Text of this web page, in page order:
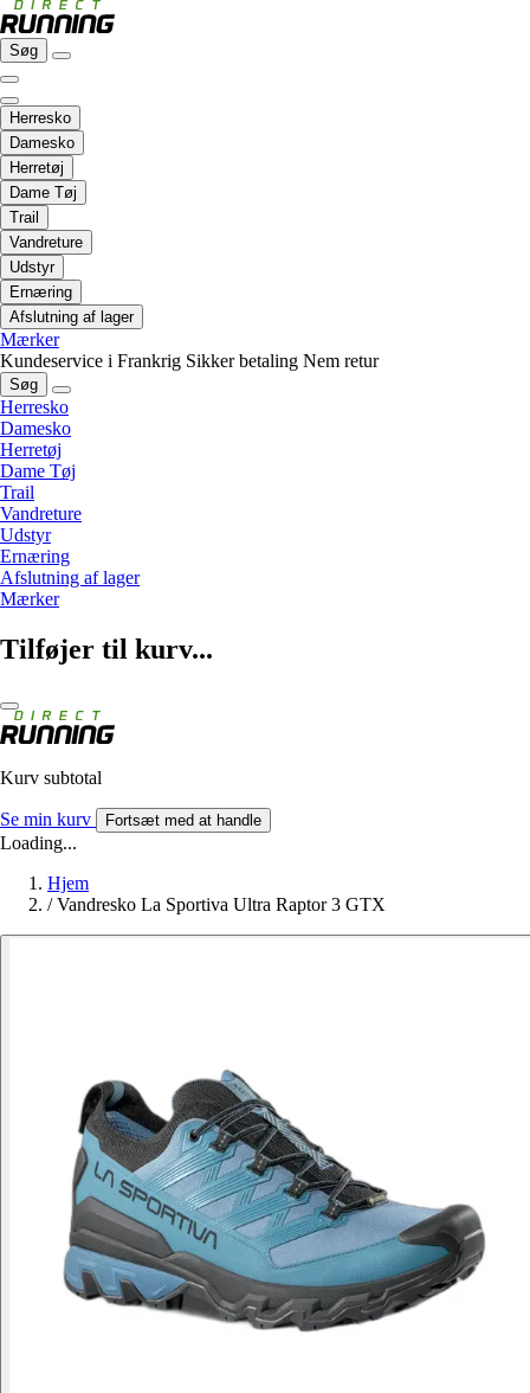
Søg
Herresko
Damesko
Herretøj
Dame Tøj
Trail
Vandreture
Udstyr
Ernæring
Afslutning af lager
Mærker
Kundeservice i Frankrig Sikker betaling Nem retur
Søg
Herresko
Damesko
Herretøj
Dame Tøj
Trail
Vandreture
Udstyr
Ernæring
Afslutning af lager
Mærker
Tilføjer til kurv...
Kurv subtotal
Se min kurv Fortsæt med at handle
Loading...
Hjem
/ Vandresko La Sportiva Ultra Raptor 3 GTX